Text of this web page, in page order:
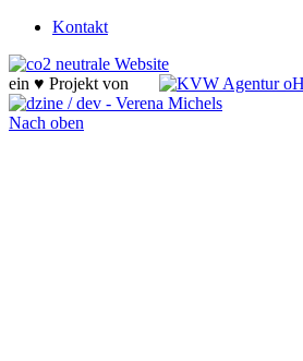
Kontakt
ein ♥ Projekt von
Nach oben